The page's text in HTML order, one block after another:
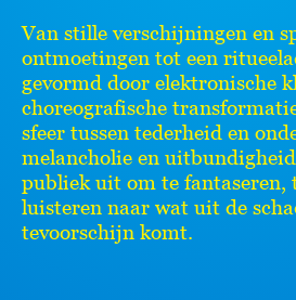
Van stille verschijningen en
ontmoetingen tot een
gevormd door elektronische
choreografische
sfeer tussen tederheid en
melancholie en
publiek uit om te fantaseren,
luisteren naar wat uit de
tevoorschijn komt.